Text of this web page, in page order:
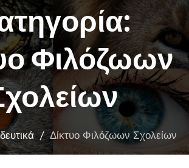
Φιλόζωων
/ Δίκτυο Φιλόζωων Σχολείων